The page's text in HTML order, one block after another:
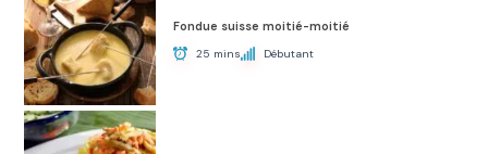
Fondue suisse moitié-moitié
25 mins Débutant